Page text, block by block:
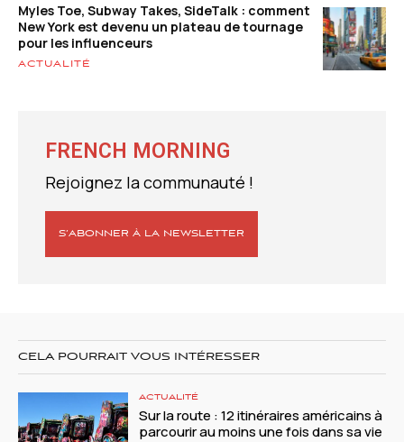
Myles Toe, Subway Takes, SideTalk : comment
New York est devenu un plateau de tournage
pour les influenceurs
ACTUALITÉ
FRENCH MORNING
Rejoignez la communauté !
S’ABONNER À LA NEWSLETTER
CELA POURRAIT VOUS INTÉRESSER
ACTUALITÉ
Sur la route : 12 itinéraires américains à
parcourir au moins une fois dans sa vie